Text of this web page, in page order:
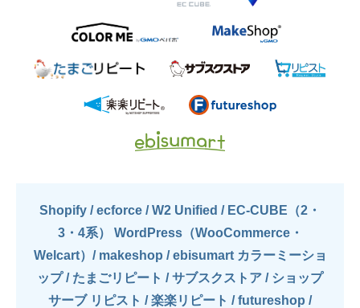
Shopify / ecforce / W2 Unified / EC-CUBE（2・
3・4系）
WordPress（WooCommerce・
Welcart）/ makeshop / ebisumartカラーミーショ
ップ / たまごリピート / サブスクストア / ショップ
サーブリピスト / 楽楽リピート / futureshop /